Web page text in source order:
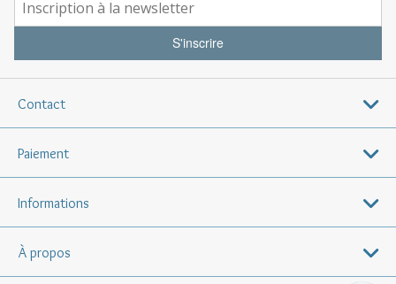
S'inscrire
Contact
Paiement
Informations
À propos